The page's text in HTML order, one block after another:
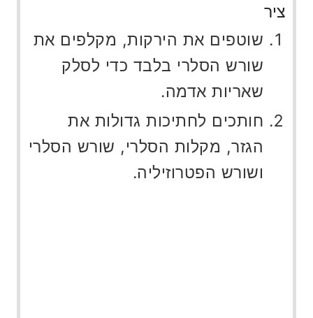
ציר
שוטפים את הירקות, מקלפים את
שורש הסלרי בלבד כדי לסלק
שאריות אדמה.
חותכים לחתיכות גדולות את
הגזר, מקלות הסלרי, שורש הסלרי
ושורש הפטרוזיליה.